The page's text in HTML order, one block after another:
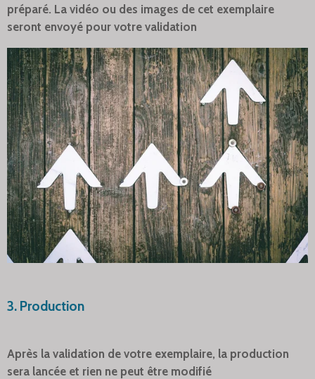
préparé. La vidéo ou des images de cet exemplaire
seront envoyé pour votre validation
3. Production
Après la validation de votre exemplaire, la production
sera lancée et rien ne peut être modifié